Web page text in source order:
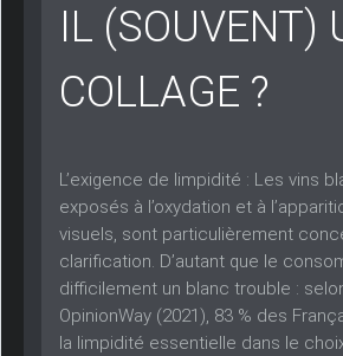
IL (SOUVENT)
COLLAGE ?
L’exigence de limpidité : Les vins
exposés à l’oxydation et à
visuels, sont particulièrement
clarification. D’autant que le
difficilement un blanc trouble :
OpinionWay (2021), 83 % des
la limpidité essentielle dans le